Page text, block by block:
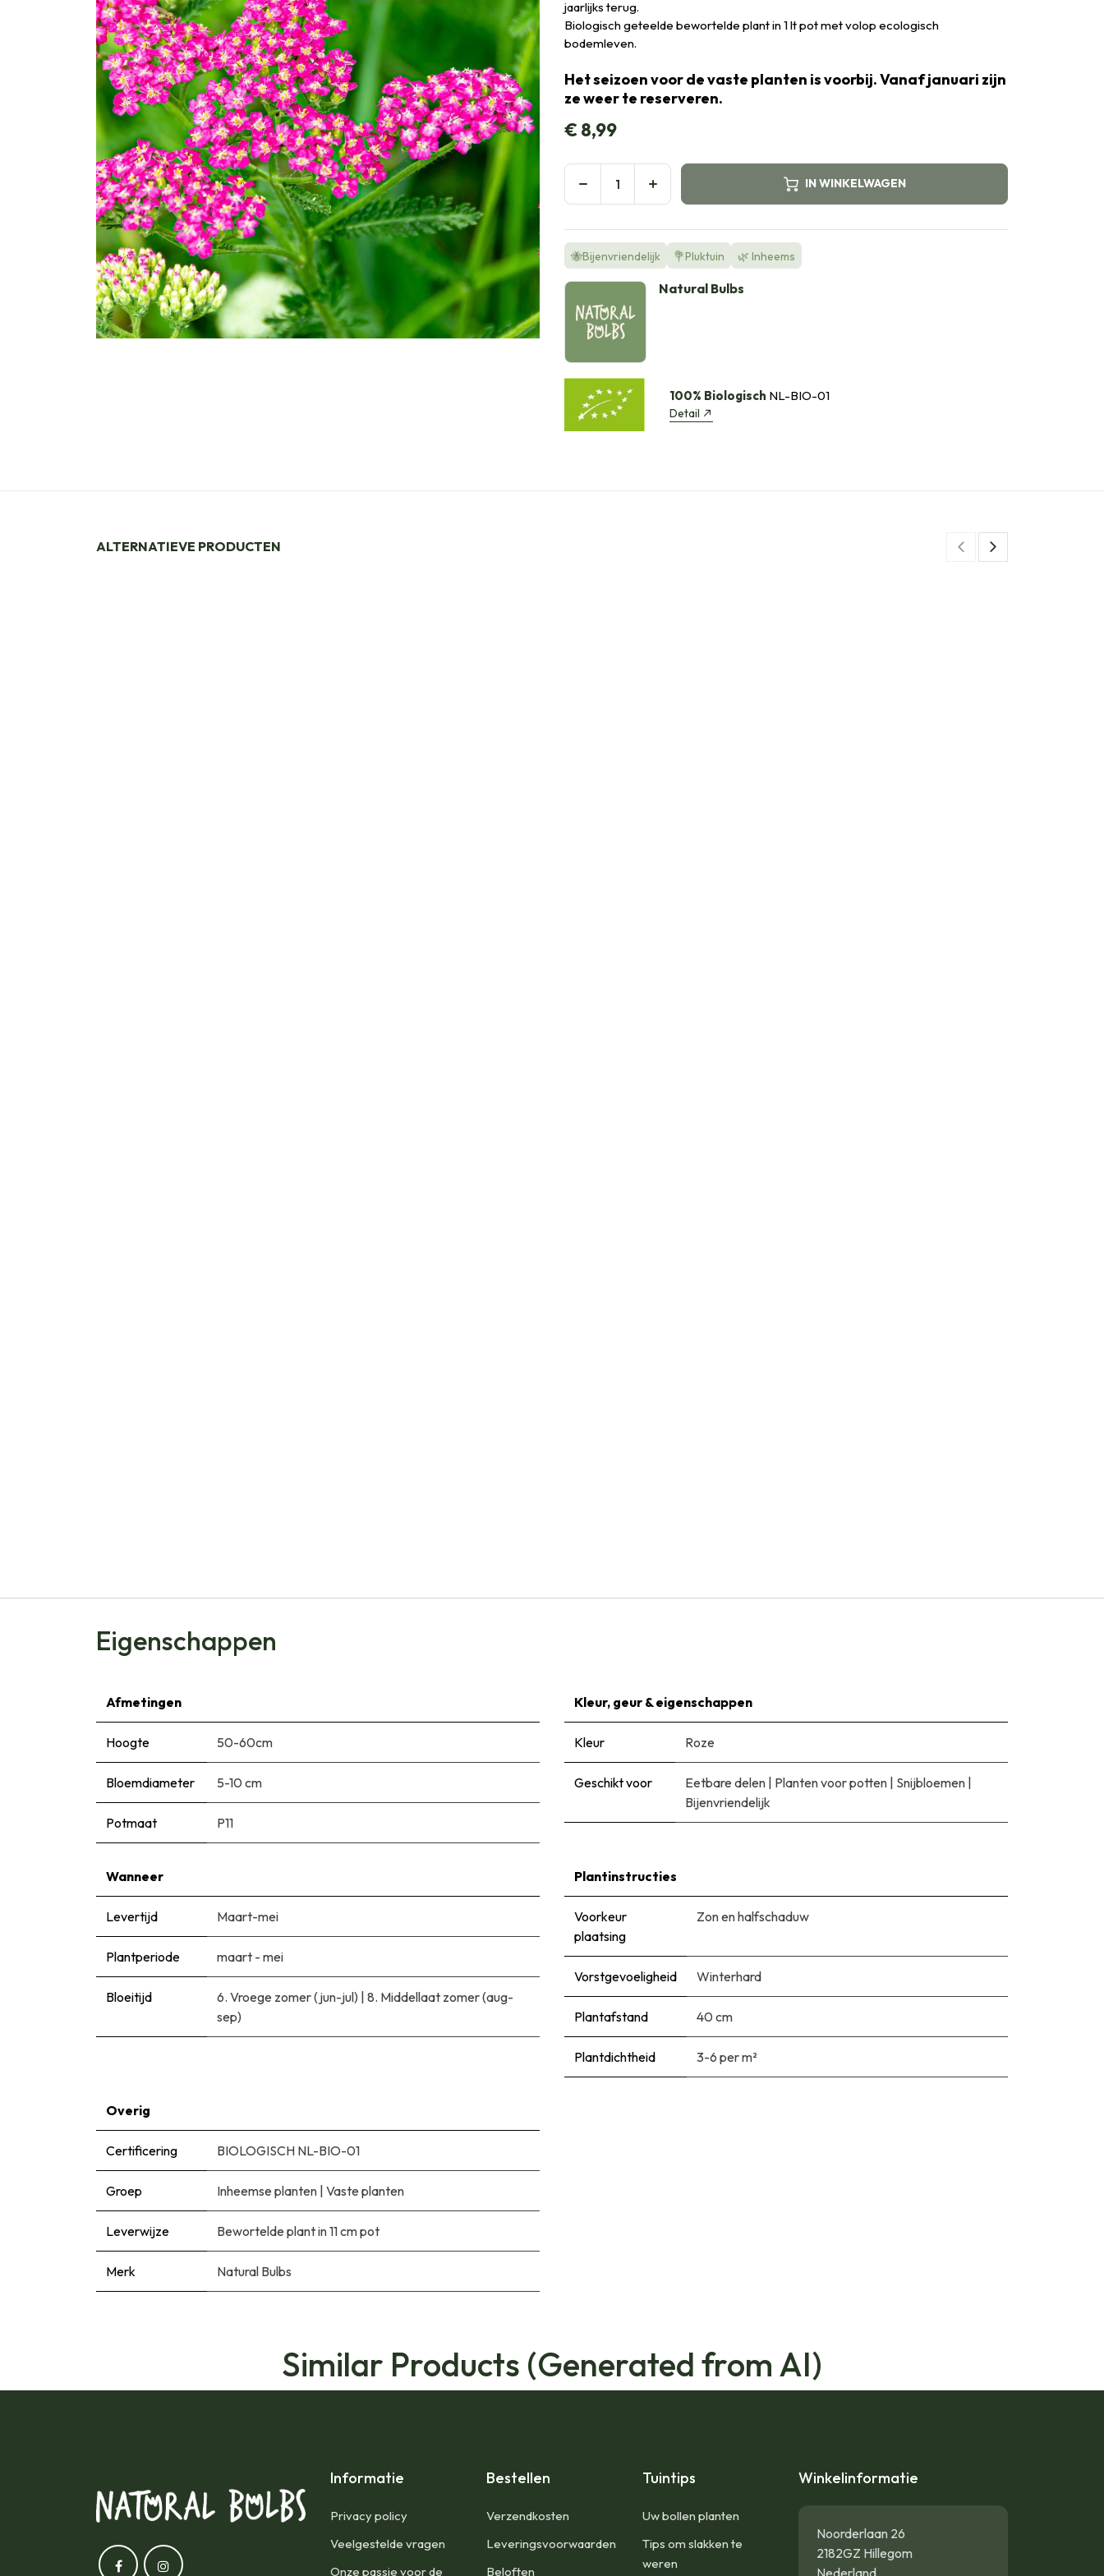
jaarlijks terug.
Biologisch geteelde bewortelde plant in 1 lt pot met volop ecologisch
bodemleven.
Het seizoen voor de vaste planten is voorbij. Vanaf januari zijn
ze weer te reserveren.
€8,99
IN WINKELWAGEN
🐝Bijenvriendelijk 💐Pluktuin 🌿 Inheems
Natural Bulbs
100% Biologisch NL-BIO-01
Detail
ALTERNATIEVE PRODUCTEN
Eigenschappen
Afmetingen
Hoogte 50-60cm
Bloemdiameter 5-10 cm
Potmaat P11
Kleur, geur & eigenschappen
Kleur Roze
Geschikt voor Eetbare delen | Planten voor potten | Snijbloemen |
Bijenvriendelijk
Wanneer
Levertijd Maart-mei
Plantperiode maart - mei
Bloeitijd 6. Vroege zomer (jun-jul) | 8. Middellaat zomer (aug-
sep)
Plantinstructies
Voorkeur
plaatsing
Zon en halfschaduw
Vorstgevoeligheid Winterhard
Plantafstand 40 cm
Plantdichtheid 3-6 per m²
Overig
Certificering BIOLOGISCH NL-BIO-01
Groep Inheemse planten | Vaste planten
Leverwijze Bewortelde plant in 11 cm pot
Merk Natural Bulbs
Similar Products (Generated from AI)
Informatie
Privacy policy
Veelgestelde vragen
Onze passie voor de
Bestellen
Verzendkosten
Leveringsvoorwaarden
Beloften
Tuintips
Uw bollen planten
Tips om slakken te
weren
Winkelinformatie
Noorderlaan 26
2182GZ Hillegom
Nederland